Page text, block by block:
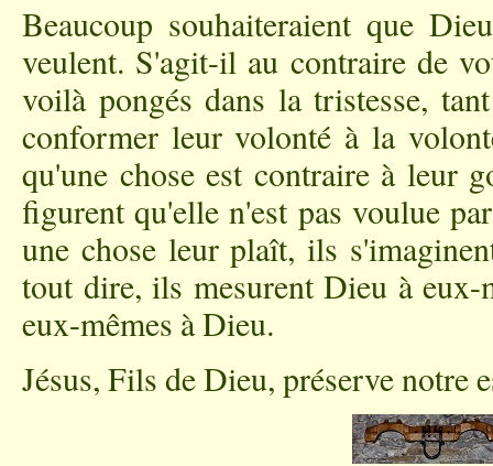
Beaucoup souhaiteraient que
veulent. S'agit-il au contraire de
voilà pongés dans la tristesse,
conformer leur volonté à la
qu'une chose est contraire à leur
figurent qu'elle n'est pas voulue
une chose leur plaît, ils
tout dire, ils mesurent Dieu à eux-
eux-mêmes à Dieu.
Jésus, Fils de Dieu, préserve notre